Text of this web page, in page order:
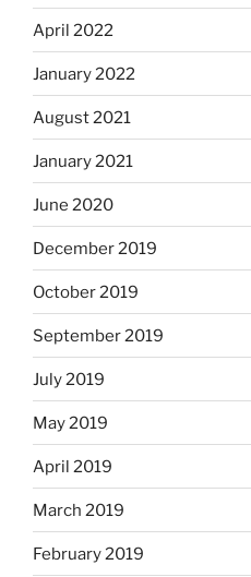
April 2022
January 2022
August 2021
January 2021
June 2020
December 2019
October 2019
September 2019
July 2019
May 2019
April 2019
March 2019
February 2019